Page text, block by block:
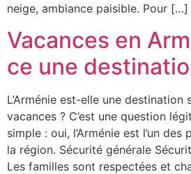
neige, ambiance paisible. Pour […]
Vacances en
ce une
L’Arménie est-elle une destination
vacances ? C’est une question
simple : oui, l’Arménie est l’un
la région. Sécurité générale
Les familles sont respectées et